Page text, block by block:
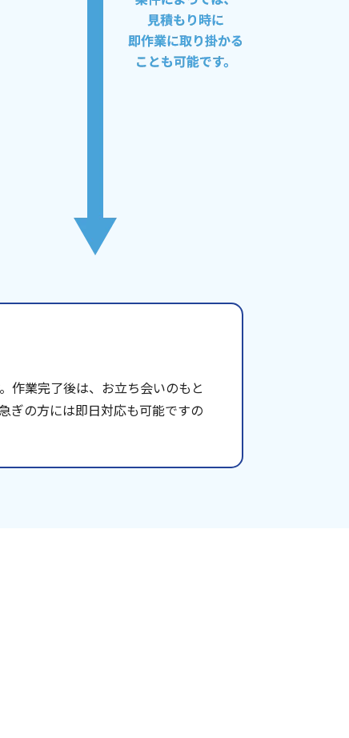
作業完了後は、お立ち会いのもと
ぎの方には即日対応も可能ですの